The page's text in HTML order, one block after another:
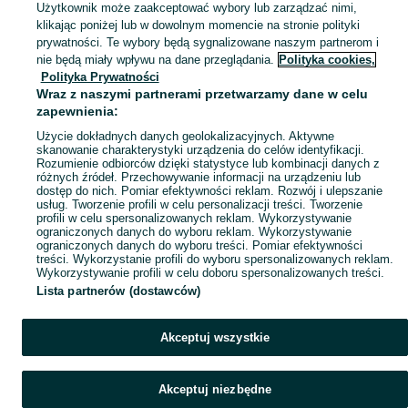
kantówki
deska szalunkowa
drewno konstrukcyjne
płytki
stal zbrojeniowa
podbitka
kręgi betonowe
rury stalowe
drut zbrojeniowy
Użytkownik może zaakceptować wybory lub zarządzać nimi,
klikając poniżej lub w dowolnym momencie na stronie polityki
prywatności. Te wybory będą sygnalizowane naszym partnerom i
nie będą miały wpływu na dane przeglądania. Polityka cookies,
Polityka Prywatności
Wraz z naszymi partnerami przetwarzamy dane w celu
zapewnienia:
Użycie dokładnych danych geolokalizacyjnych. Aktywne
skanowanie charakterystyki urządzenia do celów identyfikacji.
Rozumienie odbiorców dzięki statystyce lub kombinacji danych z
różnych źródeł. Przechowywanie informacji na urządzeniu lub
dostęp do nich. Pomiar efektywności reklam. Rozwój i ulepszanie
usług. Tworzenie profili w celu personalizacji treści. Tworzenie
profili w celu spersonalizowanych reklam. Wykorzystywanie
ograniczonych danych do wyboru reklam. Wykorzystywanie
ograniczonych danych do wyboru treści. Pomiar efektywności
treści. Wykorzystanie profili do wyboru spersonalizowanych reklam.
Wykorzystywanie profili w celu doboru spersonalizowanych treści.
Lista partnerów (dostawców)
Akceptuj wszystkie
Akceptuj niezbędne